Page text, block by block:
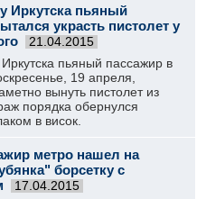
Иркутска пьяный
украсть пистолет у
21.04.2015
пьяный пассажир в
19 апреля,
вынуть пистолет из
порядка обернулся
в висок.
метро нашел на
борсетку с
17.04.2015